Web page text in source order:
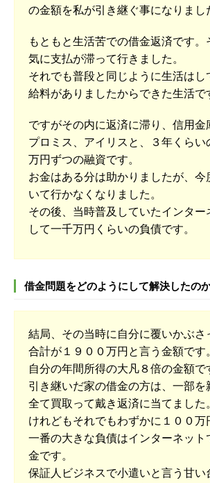
の金額を私が引き継ぐ事になりまし
もともと生活苦での借金返済です。
気に支払が滞って行きました。
それでも普段と同じように生活はし
給料がありましたからできた生活で
ですがその内に返済に滞り、信用金
プロミス、アイリスと、３年くらい
万円ずつの融資です。
お金はある分は助かりましたが、今
いて行かなくなりました。
その後、当時普及していたインター
して一千万円くらいの負債です。
借金問題をどのようにして解決したの
結局、その当時に自分に覆いかぶさ
合計が１９００万円と言う金額です
自分の年間所得の大凡８倍の金額で
引き継いだ家の借金の方は、一部を
全て買取って戴き返済に当てました
けれどもそれでもわずかに１００万
一番の大きな負債はインターネット
金です。
保証人ビジネスで小遣いと言う甘い